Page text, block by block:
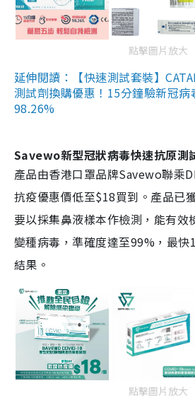
點擊圖片放大
延伸閱讀：【快速測試套裝】
測試劑換購優惠！15分鐘驗新冠病
98.26%
Savewo新型冠狀病毒快速抗原測
產品由香港口罩品牌Savewo聯乘
抗疫優惠價低至$18買到。產品已
要以採集鼻液樣本作檢測，能有
變種病毒，準確度達至99%，最快
結果。
點擊圖片放大